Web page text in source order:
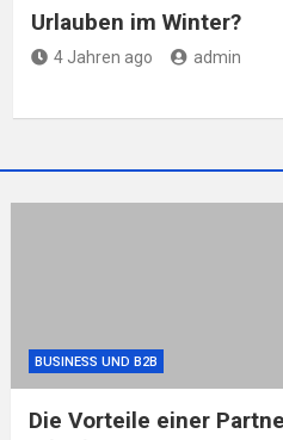
Urlauben im Winter?
4 Jahren ago admin
BUSINESS UND B2B
Die Vorteile einer